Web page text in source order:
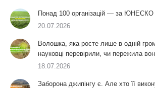
Понад 100 організацій — за ЮНЕСКО
20.07.2026
Волошка, яка росте лише в одній
науковці перевірили, чи пережила
18.07.2026
Заборона джипінгу є. Але хто її